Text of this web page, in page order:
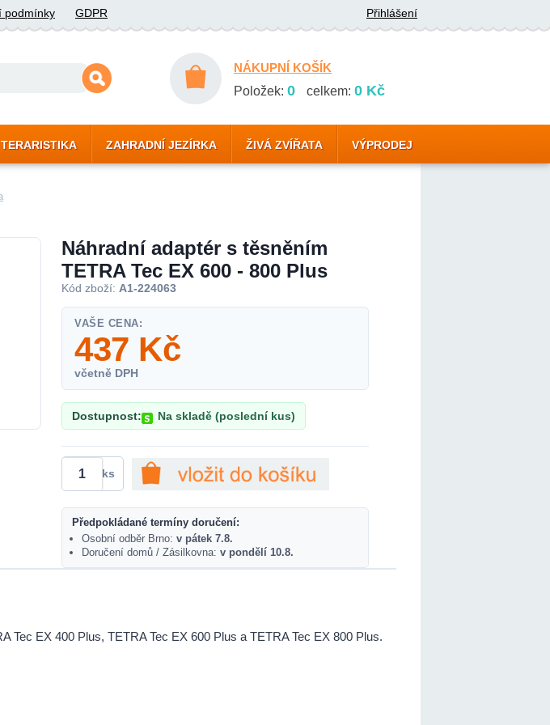
podmínky GDPR Přihlášení
NÁKUPNÍ KOŠÍK
Položek: 0 celkem: 0 Kč
TERARISTIKA ZAHRADNÍ JEZÍRKA ŽIVÁ ZVÍŘATA VÝPRODEJ
Náhradní adaptér s těsněním
TETRA Tec EX 600 - 800 Plus
Kód zboží: A1-224063
VAŠE CENA:
437 Kč
včetně DPH
Dostupnost: Na skladě (poslední kus)
ks
Předpokládané termíny doručení:
Osobní odběr Brno: v pátek 7.8.
Doručení domů / Zásilkovna: v pondělí 10.8.
Tec EX 400 Plus, TETRA Tec EX 600 Plus a TETRA Tec EX 800 Plus.